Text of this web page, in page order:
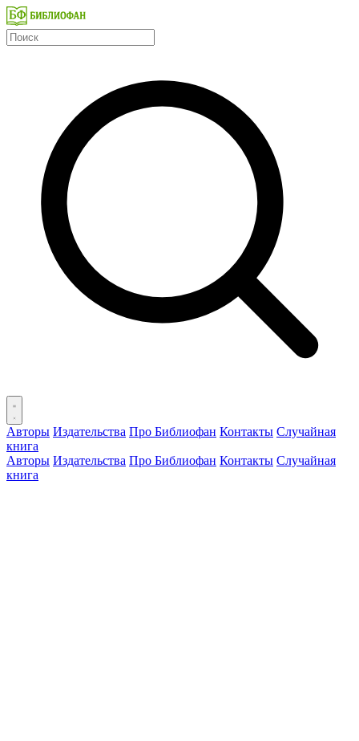
Авторы Издательства Про Библиофан Контакты Случайная
книга
Авторы Издательства Про Библиофан Контакты Случайная
книга